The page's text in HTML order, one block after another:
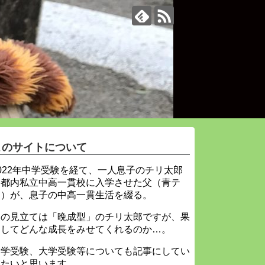
サイトについて
年中学受験を経て、一人息子のチリ太郎
内私立中高一貫校に入学させた父（青テ
が、息子の中高一貫生活を綴る。
見立ては「晩成型」のチリ太郎ですが、果
てどんな成長をみせてくれるのか…。
受験、大学受験等についても記事にしてい